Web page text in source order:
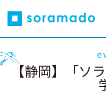
【静岡】「ソ